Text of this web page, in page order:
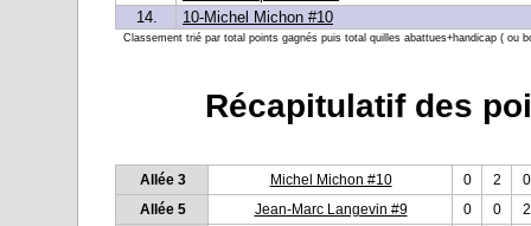
14.
10-Michel Michon #10
Classement trié par total points gagnés puis total quilles abattues+handicap ( ou
Récapitulatif des
Allée 3 Michel Michon #10 0 2
0
Allée 5
Jean-Marc Langevin #9 0 0
2